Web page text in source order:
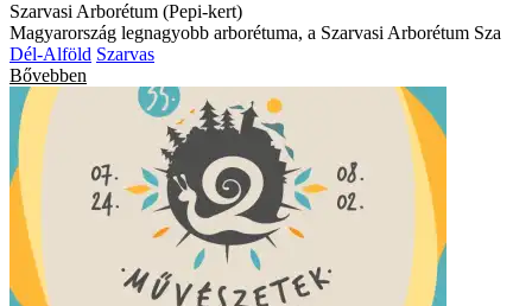
Szarvasi Arborétum (Pepi-kert)
Magyarország legnagyobb arborétuma, a Szarvasi Arborétum Sza
Dél-Alföld Szarvas
Bővebben